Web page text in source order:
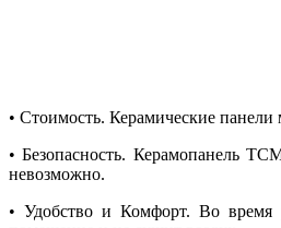
• Стоимость. Керамические
• Безопасность. Керамопанель
невозможно.
• Удобство и Комфорт. Во время